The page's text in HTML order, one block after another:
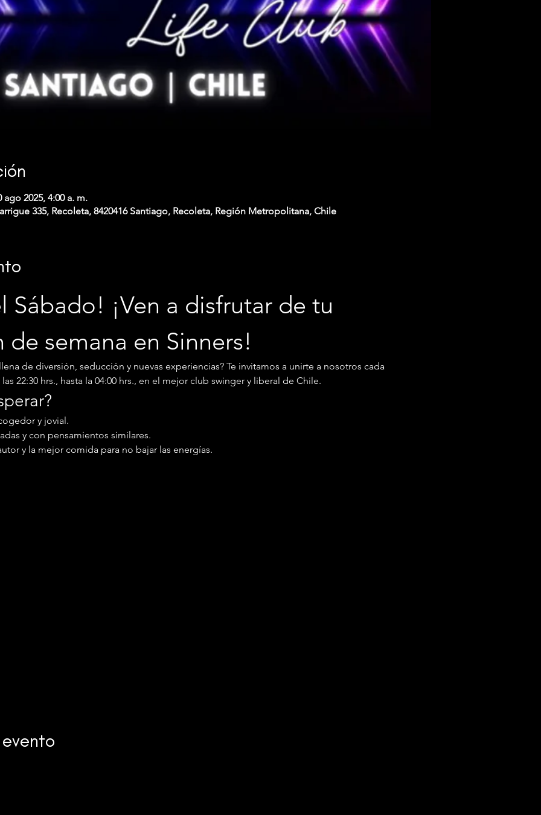
ago 2025, 4:00 a. m.
335, Recoleta, 8420416 Santiago, Recoleta, Región Metropolitana, Chile
Sábado! ¡Ven a disfrutar de tu
semana en Sinners!
de diversión, seducción y nuevas experiencias? Te invitamos a unirte a nosotros cada
22:30 hrs., hasta la 04:00 hrs., en el mejor club swinger y liberal de Chile.
y jovial.
y con pensamientos similares.
y la mejor comida para no bajar las energías.